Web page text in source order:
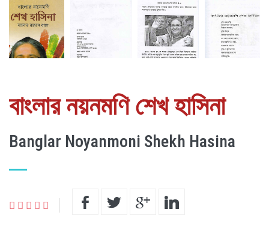
বাংলার নয়নমণি শেখ হাসিনা
Banglar Noyanmoni Shekh Hasina